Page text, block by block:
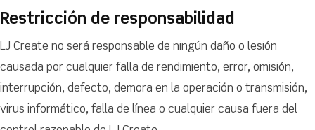
Restricción de responsabilidad
LJ Create no será responsable de ningún daño o lesión
causada por cualquier falla de rendimiento, error, omisión,
interrupción, defecto, demora en la operación o transmisión,
virus informático, falla de línea o cualquier causa fuera del